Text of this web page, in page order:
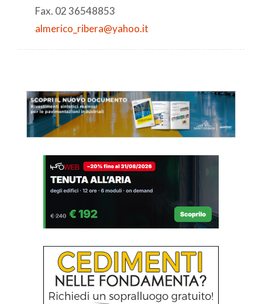
Fax. 02 36548853
almerico_ribera@yahoo.it